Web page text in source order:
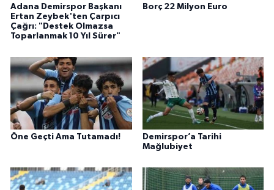
Adana Demirspor Başkanı
Ertan Zeybek'ten Çarpıcı
Çağrı: "Destek Olmazsa
Toparlanmak 10 Yıl Sürer"
Borç 22 Milyon Euro
Öne Geçti Ama Tutamadı!
Demirspor’a Tarihi
Mağlubiyet